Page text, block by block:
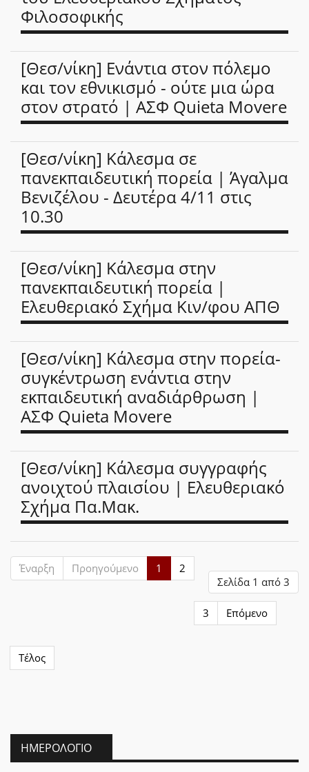
Φιλοσοφικής
[Θεσ/νίκη] Ενάντια στον πόλεμο
και τον εθνικισμό - ούτε μια ώρα
στον στρατό | ΑΣΦ Quieta Movere
[Θεσ/νίκη] Κάλεσμα σε
πανεκπαιδευτική πορεία | Άγαλμα
Βενιζέλου - Δευτέρα 4/11 στις
10.30
[Θεσ/νίκη] Κάλεσμα στην
πανεκπαιδευτική πορεία |
Ελευθεριακό Σχήμα Κιν/φου ΑΠΘ
[Θεσ/νίκη] Κάλεσμα στην πορεία-
συγκέντρωση ενάντια στην
εκπαιδευτική αναδιάρθρωση |
ΑΣΦ Quieta Movere
[Θεσ/νίκη] Κάλεσμα συγγραφής
ανοιχτού πλαισίου | Ελευθεριακό
Σχήμα Πα.Μακ.
Σελίδα 1 από 3
Έναρξη Προηγούμενο 1 2
3 Επόμενο
Τέλος
ΗΜΕΡΟΛΌΓΙΟ